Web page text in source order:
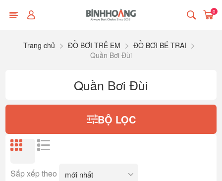
0
Trang chủ ĐỒ BƠI TRẺ EM
ĐỒ BƠI BÉ TRAI
Quần Bơi Đùi
Quần Bơi Đùi
BỘ LỌC
Sắp xếp theo